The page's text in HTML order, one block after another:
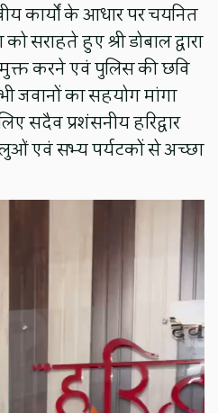
कार्यों के आधार पर चयनित
सराहते हुए श्री डोबाल द्वारा
करने एवं पुलिस की छवि
जवानों का सहयोग मांगा
सदैव प्रशंसनीय हरिद्वार
एवं सभ्य पर्यटकों से अच्छा